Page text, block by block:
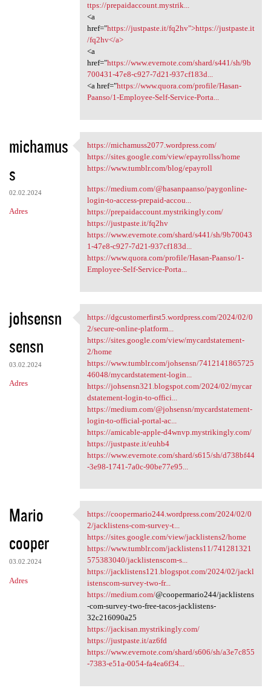
ttps://prepaidaccount.mystrik...
<a
href="https://justpaste.it/fq2hv">https://justpaste.it
/fq2hv</a>
<a
href="https://www.evernote.com/shard/s441/sh/9b
700431-47e8-c927-7d21-937cf183d...
<a href="https://www.quora.com/profile/Hasan-
Paanso/1-Employee-Self-Service-Porta...
michamus
s
02.02.2024
Adres
https://michamuss2077
https://michamuss2077.wordpress.com/
https://sites.google.com/view/epayrollss/home
https://www.tumblr.com/blog/epayroll
https://medium.com/@hasanpaanso/paygonline-
login-to-access-prepaid-accou...
https://prepaidaccount.mystrikingly.com/
https://justpaste.it/fq2hv
https://www.evernote.com/shard/s441/sh/9b70043
1-47e8-c927-7d21-937cf183d...
https://www.quora.com/profile/Hasan-Paanso/1-
Employee-Self-Service-Porta...
johsensn
sensn
03.02.2024
Adres
https://dgcustomerfirst5
https://dgcustomerfirst5.wordpress.com/2024/02/0
2/secure-online-platform...
https://sites.google.com/view/mycardstatement-
2/home
https://www.tumblr.com/johsensn/7412141865725
46048/mycardstatement-login...
https://johsensn321.blogspot.com/2024/02/mycar
dstatement-login-to-offici...
https://medium.com/@johsensn/mycardstatement-
login-to-official-portal-ac...
https://amicable-apple-d4wnvp.mystrikingly.com/
https://justpaste.it/euhb4
https://www.evernote.com/shard/s615/sh/d738bf44
-3e98-1741-7a0c-90be77e95...
Mario
cooper
03.02.2024
Adres
https://coopermario244
https://coopermario244.wordpress.com/2024/02/0
2/jacklistens-com-survey-t...
https://sites.google.com/view/jacklistens2/home
https://www.tumblr.com/jacklistens11/741281321
575383040/jacklistenscom-s...
https://jacklistens121.blogspot.com/2024/02/jackl
istenscom-survey-two-fr...
https://medium.com/@coopermario244/jacklistens
-com-survey-two-free-tacos-jacklistens-
32c216090a25
https://jackisan.mystrikingly.com/
https://justpaste.it/az6fd
https://www.evernote.com/shard/s606/sh/a3e7c855
-7383-e51a-0054-fa4ea6f34...